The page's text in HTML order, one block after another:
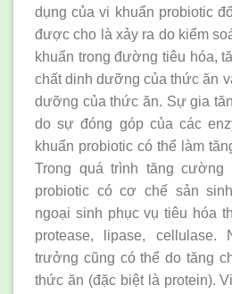
dụng của vi khuẩn probiotic
được cho là xảy ra do kiểm
khuẩn trong đường tiêu hóa,
chất dinh dưỡng của thức ăn
dưỡng của thức ăn. Sự gia
do sự đóng góp của các
khuẩn probiotic có thể làm
Trong quá trình tăng cường
probiotic có cơ chế sản
ngoại sinh phục vụ tiêu hóa
protease, lipase, cellulase.
trưởng cũng có thể do tăng
thức ăn (đặc biệt là protein).